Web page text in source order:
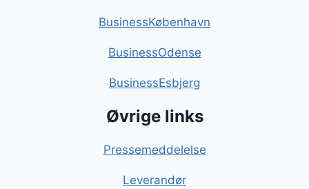
BusinessKøbenhavn
BusinessOdense
BusinessEsbjerg
Øvrige links
Pressemeddelelse
Leverandør